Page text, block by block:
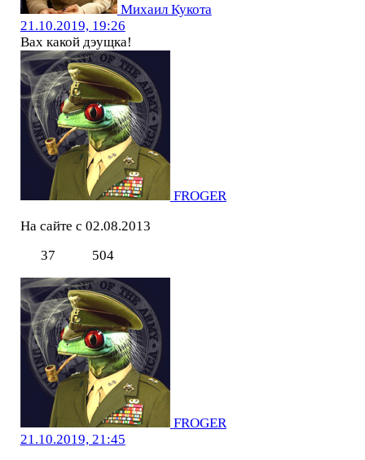
Михаил Кукота
21.10.2019, 19:26
Вах какой дэущка!
FROGER
На сайте с 02.08.2013
37
504
FROGER
21.10.2019, 21:45